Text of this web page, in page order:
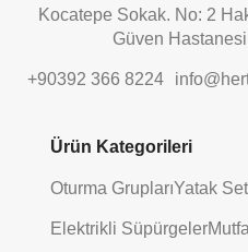
Kocatepe Sokak. No: 2
Güven
+90392 366 8224
Ürün Kategorileri
Oturma GruplarıYatak
Elektrikli Süpürgeler